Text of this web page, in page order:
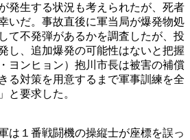
発生する状況も考えられたが、死者
いだ。事故直後に軍当局が爆発物処
て不発弾があるかを調査したが、投
し、追加爆発の可能性はないと把握
ヨンヒョン）抱川市長は被害の補償
る対策を用意するまで軍事訓練を全
と要求した。
は１番戦闘機の操縦士が座標を誤っ